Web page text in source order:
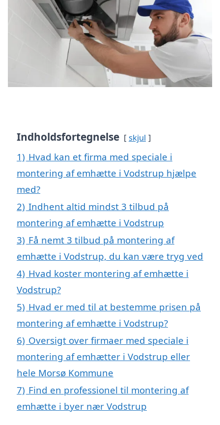
Indholdsfortegnelse skjul
1) Hvad kan et firma med speciale i
montering af emhætte i Vodstrup hjælpe
med?
2) Indhent altid mindst 3 tilbud på
montering af emhætte i Vodstrup
3) Få nemt 3 tilbud på montering af
emhætte i Vodstrup, du kan være tryg ved
4) Hvad koster montering af emhætte i
Vodstrup?
5) Hvad er med til at bestemme prisen på
montering af emhætte i Vodstrup?
6) Oversigt over firmaer med speciale i
montering af emhætter i Vodstrup eller
hele Morsø Kommune
7) Find en professionel til montering af
emhætte i byer nær Vodstrup